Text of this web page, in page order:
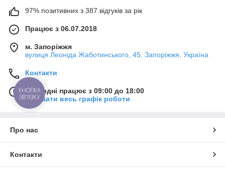
97% позитивних з 387 відгуків за рік
Працює з 06.07.2018
м. Запоріжжя
вулиця Леоніда Жаботинського, 45, Запоріжжя, Україна
Контакти
Сьогодні працює з 09:00 до 18:00
Показати весь графік роботи
Про нас
Контакти
КНОПКА
ЗВ'ЯЗКУ